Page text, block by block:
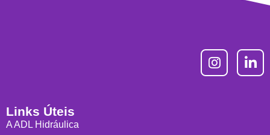
Links Úteis
A ADL Hidráulica